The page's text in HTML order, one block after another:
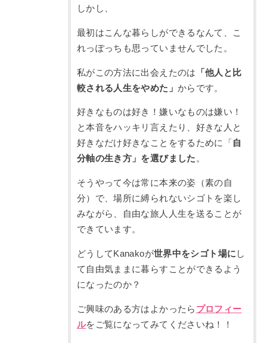
しかし、
最初はこんな暮らしができるなんて、こ
れっぽっちも思っていませんでした。
私がこの方法に出会えたのは
「他人と比
較される人生をやめた」 からです。
好きなものは好き！嫌いなものは嫌い！
と本音をハッキリ言えたり、好きな人と
好きなだけ好きなことをするために「 自
分軸の生き方」を選びました。
そうやって今は常に本来の姿（素の自
分）で、場所に縛られないシゴトを楽し
みながら、自由な旅人人生を送ることが
できています。
どうしてKanakoが世界中をシゴト場に し
て自由気ままに暮らすことができるよう
になったのか？
ご興味のある方はよかったら プロフィー
ルをご覧になってみてくださいね！！